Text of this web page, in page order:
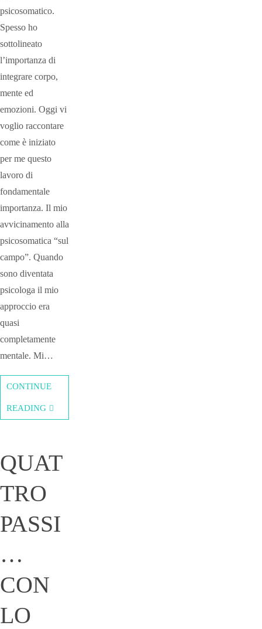
psicosomatico.
Spesso ho
sottolineato
l’importanza di
integrare corpo,
mente ed
emozioni. Oggi vi
voglio raccontare
come è iniziato
per me questo
lavoro di
fondamentale
importanza. Il mio
avvicinamento alla
psicosomatica “sul
campo”. Quando
sono diventata
psicologa il mio
approccio era
quasi
completamente
mentale. Mi…
CONTINUE
READING
QUAT
TRO
PASSI
…
CON
LO